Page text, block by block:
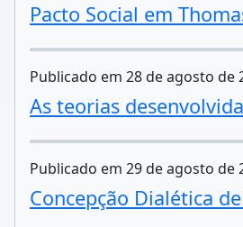
Pacto Social em
Publicado em 28 de agosto de
As teorias
Publicado em 29 de agosto de
Concepção Dialética